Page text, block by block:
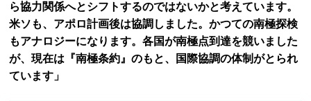
ら協力関係へとシフトするのではないかと考えています。
米ソも、アポロ計画後は協調しました。かつての南極探検
もアナロジーになります。各国が南極点到達を競いました
が、現在は『南極条約』のもと、国際協調の体制がとられ
ています」